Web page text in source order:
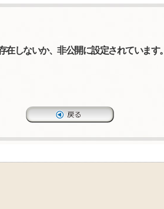
在しないか、非公開に設定されています。